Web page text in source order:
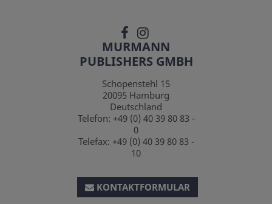
MURMANN
PUBLISHERS GMBH
Schopenstehl 15
20095 Hamburg
Deutschland
Telefon: +49 (0) 40 39 80 83 -
0
Telefax: +49 (0) 40 39 80 83 -
10
KONTAKTFORMULAR